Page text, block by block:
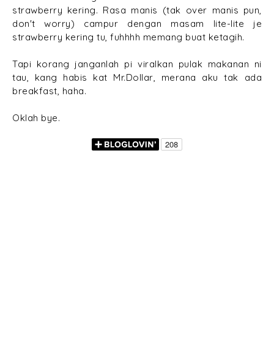
strawberry kering. Rasa manis (tak over manis pun,
don't worry) campur dengan masam lite-lite je
strawberry kering tu, fuhhhh memang buat ketagih.
Tapi korang janganlah pi viralkan pulak makanan ni
tau, kang habis kat Mr.Dollar, merana aku tak ada
breakfast, haha.
Oklah bye.